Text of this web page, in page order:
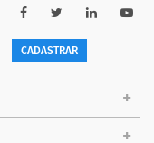
CADASTRAR